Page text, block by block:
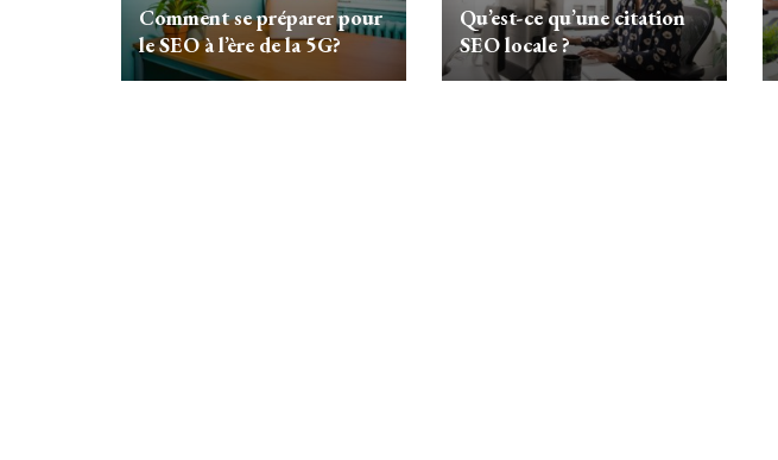
Comment se préparer pour
le SEO à l’ère de la 5G?
Qu’est-ce qu’une citation
SEO locale ?